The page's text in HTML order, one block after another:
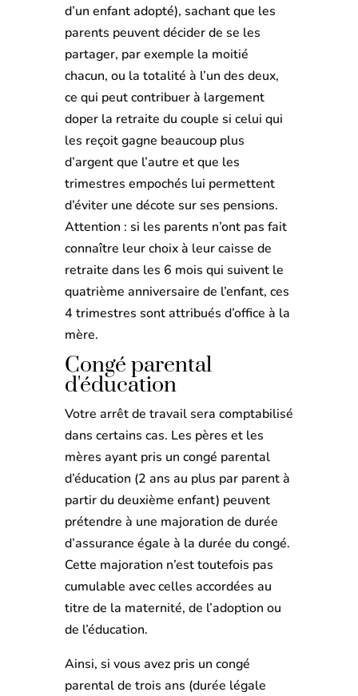
d’un enfant adopté), sachant que les
parents peuvent décider de se les
partager, par exemple la moitié
chacun, ou la totalité à l’un des deux,
ce qui peut contribuer à largement
doper la retraite du couple si celui qui
les reçoit gagne beaucoup plus
d’argent que l’autre et que les
trimestres empochés lui permettent
d’éviter une décote sur ses pensions.
Attention : si les parents n’ont pas fait
connaître leur choix à leur caisse de
retraite dans les 6 mois qui suivent le
quatrième anniversaire de l’enfant, ces
4 trimestres sont attribués d’office à la
mère.
Congé parental
d'éducation
Votre arrêt de travail sera comptabilisé
dans certains cas. Les pères et les
mères ayant pris un congé parental
d’éducation (2 ans au plus par parent à
partir du deuxième enfant) peuvent
prétendre à une majoration de durée
d’assurance égale à la durée du congé.
Cette majoration n’est toutefois pas
cumulable avec celles accordées au
titre de la maternité, de l’adoption ou
de l’éducation.
Ainsi, si vous avez pris un congé
parental de trois ans (durée légale